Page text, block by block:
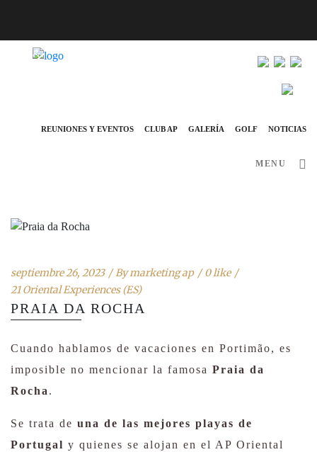
REUNIONES Y EVENTOS CLUB AP GALERÍA GOLF NOTICIAS
MENU
septiembre 26, 2023 Bymarketing ap
0 like
21 Oriental Experiences (ES)
PRAIA DA ROCHA
Cuando hablamos de vacaciones en Portimão, es
imposible no mencionar la famosa Praia da
Rocha .
Se trata de una de las mejores playas de
Portugal y quienes se alojan en el AP Oriental